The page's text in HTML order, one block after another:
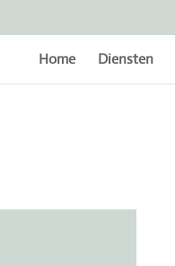
Home Diensten